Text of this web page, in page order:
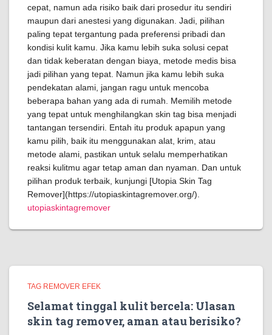
cepat, namun ada risiko baik dari prosedur itu sendiri
maupun dari anestesi yang digunakan. Jadi, pilihan
paling tepat tergantung pada preferensi pribadi dan
kondisi kulit kamu. Jika kamu lebih suka solusi cepat
dan tidak keberatan dengan biaya, metode medis bisa
jadi pilihan yang tepat. Namun jika kamu lebih suka
pendekatan alami, jangan ragu untuk mencoba
beberapa bahan yang ada di rumah. Memilih metode
yang tepat untuk menghilangkan skin tag bisa menjadi
tantangan tersendiri. Entah itu produk apapun yang
kamu pilih, baik itu menggunakan alat, krim, atau
metode alami, pastikan untuk selalu memperhatikan
reaksi kulitmu agar tetap aman dan nyaman. Dan untuk
pilihan produk terbaik, kunjungi [Utopia Skin Tag
Remover](https://utopiaskintagremover.org/).
utopiaskintagremover
TAG REMOVER EFEK
Selamat tinggal kulit bercela: Ulasan
skin tag remover, aman atau berisiko?